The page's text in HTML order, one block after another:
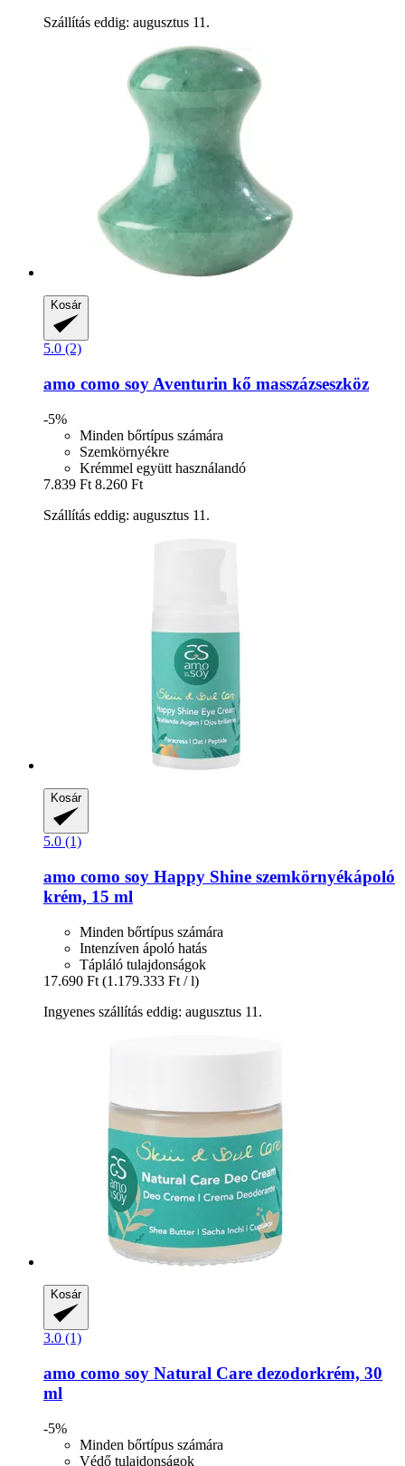
Szállítás eddig: augusztus 11.
Kosár
5.0 (2)
amo como soy Aventurin kő masszázseszköz
-5%
Minden bőrtípus számára
Szemkörnyékre
Krémmel együtt használandó
7.839 Ft 8.260 Ft
Szállítás eddig: augusztus 11.
Kosár
5.0 (1)
amo como soy Happy Shine szemkörnyékápoló
krém, 15 ml
Minden bőrtípus számára
Intenzíven ápoló hatás
Tápláló tulajdonságok
17.690 Ft (1.179.333 Ft / l)
Ingyenes szállítás eddig: augusztus 11.
Kosár
3.0 (1)
amo como soy Natural Care dezodorkrém, 30
ml
-5%
Minden bőrtípus számára
Védő tulajdonságok